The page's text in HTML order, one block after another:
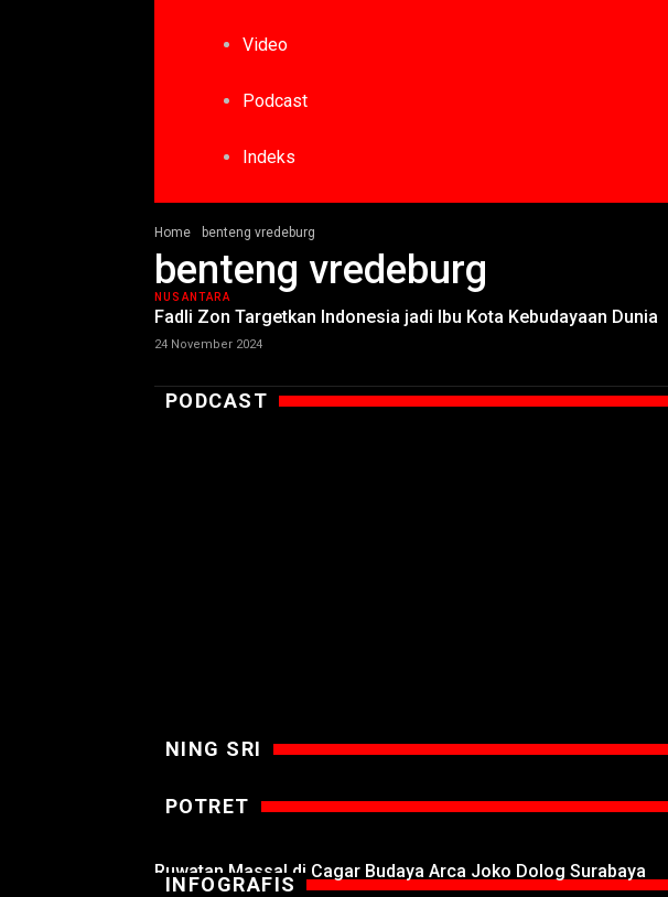
Video
Podcast
Indeks
Home benteng vredeburg
benteng vredeburg
NUSANTARA
Fadli Zon Targetkan Indonesia jadi Ibu Kota Kebudayaan Dunia
24 November 2024
PODCAST
NING SRI
POTRET
Ruwatan Massal di Cagar Budaya Arca Joko Dolog Surabaya
INFOGRAFIS